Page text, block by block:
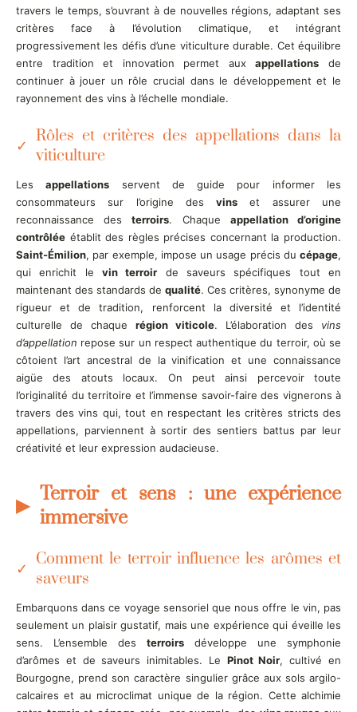
travers le temps, s’ouvrant à de nouvelles régions, adaptant ses
critères face à l’évolution climatique, et intégrant
progressivement les défis d’une viticulture durable. Cet équilibre
entre tradition et innovation permet auxappellations de
continuer à jouer un rôle crucial dans le développement et le
rayonnement des vins à l’échelle mondiale.
Rôles et critères des appellations dans la
viticulture
Lesappellations servent de guide pour informer les
consommateurs sur l’origine desvins et assurer une
reconnaissance desterroirs. Chaque appellation d’origine
contrôlée établit des règles précises concernant la production.
Saint-Émilion, par exemple, impose un usage précis du cépage,
qui enrichit le vin terroir de saveurs spécifiques tout en
maintenant des standards de qualité. Ces critères, synonyme de
rigueur et de tradition, renforcent la diversité et l’identité
culturelle de chaque région viticole. L’élaboration des vins
d’appellation repose sur un respect authentique du terroir, où se
côtoient l’art ancestral de la vinification et une connaissance
aigüe des atouts locaux. On peut ainsi percevoir toute
l’originalité du territoire et l’immense savoir-faire des vignerons à
travers des vins qui, tout en respectant les critères stricts des
appellations, parviennent à sortir des sentiers battus par leur
créativité et leur expression audacieuse.
Terroir et sens : une expérience
immersive
Comment le terroir influence les arômes et
saveurs
Embarquons dans ce voyage sensoriel que nous offre le vin, pas
seulement un plaisir gustatif, mais une expérience qui éveille les
sens. L’ensemble des terroirs développe une symphonie
d’arômes et de saveurs inimitables. Le Pinot Noir, cultivé en
Bourgogne, prend son caractère singulier grâce aux sols argilo-
calcaires et au microclimat unique de la région. Cette alchimie